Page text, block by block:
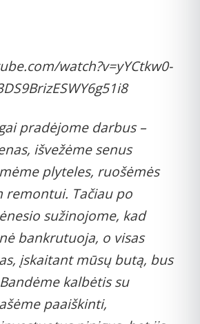
watch?v=yYCtkw0-
pradėjome darbus –
išvežėme senus
plyteles, ruošėmės
remontui. Tačiau po
sužinojome, kad
bankrutuoja, o visas
įskaitant mūsų butą, bus
kalbėtis su
paaiškinti,